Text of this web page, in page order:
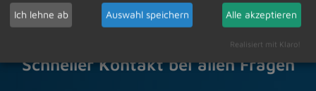
Schneller Kontakt bei allen Fragen
Ich lehne ab Auswahl speichern Alle akzeptieren
Realisiert mit Klaro!